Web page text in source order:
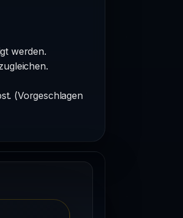
werden.
(Vorgeschlagen